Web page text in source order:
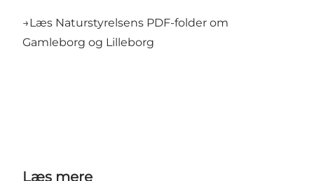
→Læs Naturstyrelsens PDF-folder om
Gamleborg og Lilleborg
Læs mere